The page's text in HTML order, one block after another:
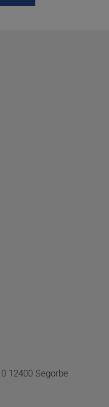
12400 Segorbe